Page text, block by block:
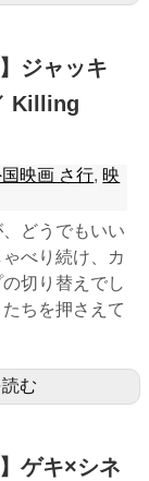
ジャッキ
Killing
映画 さ行, 映
どうでもいい
べり続け、カ
切り替えでし
ちを押さえて
む
ゲキ×シネ